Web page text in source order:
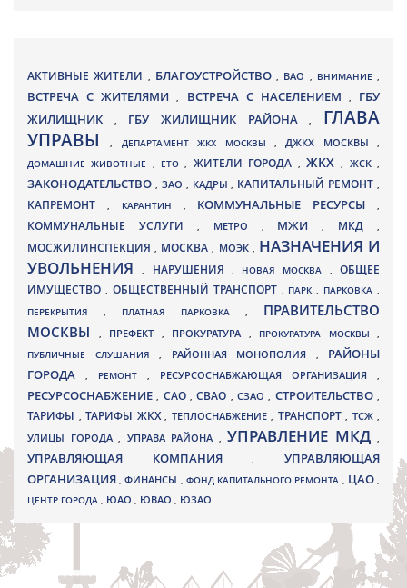
АКТИВНЫЕ ЖИТЕЛИ , БЛАГОУСТРОЙСТВО , ВАО , ВНИМАНИЕ ,
ВСТРЕЧА С ЖИТЕЛЯМИ, ВСТРЕЧА С НАСЕЛЕНИЕМ , ГБУ
ЖИЛИЩНИК
, ГБУ ЖИЛИЩНИК РАЙОНА, ГЛАВА
УПРАВЫ, ДЕПАРТАМЕНТ ЖКХ МОСКВЫ ,ДЖКХ МОСКВЫ ,
ДОМАШНИЕ ЖИВОТНЫЕ , ЕТО, ЖИТЕЛИ ГОРОДА , ЖКХ, ЖСК,
ЗАКОНОДАТЕЛЬСТВО , ЗАО , КАДРЫ, КАПИТАЛЬНЫЙ РЕМОНТ ,
КАПРЕМОНТ , КАРАНТИН , КОММУНАЛЬНЫЕ РЕСУРСЫ,
КОММУНАЛЬНЫЕ УСЛУГИ , МЕТРО , МЖИ, МКД ,
МОСЖИЛИНСПЕКЦИЯ, МОСКВА , МОЭК , НАЗНАЧЕНИЯ И
УВОЛЬНЕНИЯ, НАРУШЕНИЯ , НОВАЯ МОСКВА ,ОБЩЕЕ
ИМУЩЕСТВО , ОБЩЕСТВЕННЫЙ ТРАНСПОРТ , ПАРК, ПАРКОВКА ,
ПЕРЕКРЫТИЯ , ПЛАТНАЯ ПАРКОВКА , ПРАВИТЕЛЬСТВО
МОСКВЫ
, ПРЕФЕКТ , ПРОКУРАТУРА , ПРОКУРАТУРА МОСКВЫ ,
ПУБЛИЧНЫЕ СЛУШАНИЯ , РАЙОННАЯ МОНОПОЛИЯ , РАЙОНЫ
ГОРОДА
, РЕМОНТ , РЕСУРСОСНАБЖАЮЩАЯ ОРГАНИЗАЦИЯ ,
РЕСУРСОСНАБЖЕНИЕ, САО,СВАО ,СЗАО, СТРОИТЕЛЬСТВО,
ТАРИФЫ , ТАРИФЫ ЖКХ , ТЕПЛОСНАБЖЕНИЕ , ТРАНСПОРТ , ТСЖ ,
УЛИЦЫ ГОРОДА , УПРАВА РАЙОНА , УПРАВЛЕНИЕ МКД ,
УПРАВЛЯЮЩАЯ КОМПАНИЯ,УПРАВЛЯЮЩАЯ
ОРГАНИЗАЦИЯ,ФИНАНСЫ , ФОНД КАПИТАЛЬНОГО РЕМОНТА , ЦАО,
ЦЕНТР ГОРОДА , ЮАО , ЮВАО , ЮЗАО